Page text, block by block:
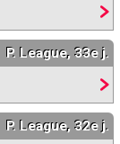
P. League, 33e j.
P. League, 32e j.